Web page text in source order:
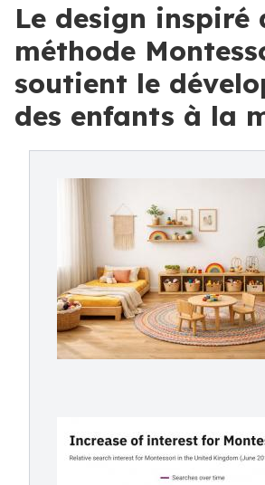
Le design inspiré
méthode
soutient le
des enfants à la